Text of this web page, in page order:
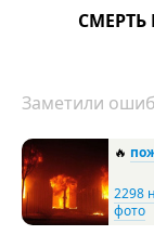
Заметили
🔥
2298
фото